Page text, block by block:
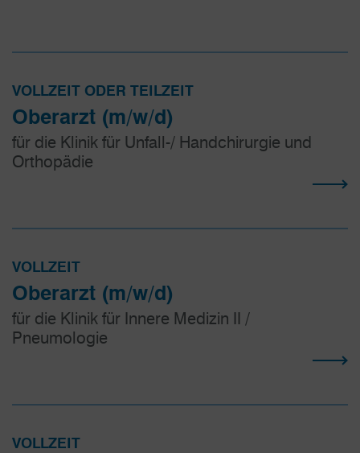
VOLLZEIT ODER TEILZEIT
Oberarzt (m/w/d)
für die Klinik für Unfall-/ Handchirurgie und
Orthopädie
VOLLZEIT
Oberarzt (m/w/d)
für die Klinik für Innere Medizin II /
Pneumologie
VOLLZEIT